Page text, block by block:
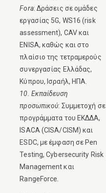
Fora: Δράσεις σε ομάδες
εργασίας 5G, WS16 (risk
assessment), CAV και
ENISA, καθώς και στο
πλαίσιο της τετραμερούς
συνεργασίας Ελλάδας,
Κύπρου, Ισραήλ, ΗΠΑ.
10. Εκπαίδευση
προσωπικού: Συμμετοχή σε
προγράμματα του ΕΚΔΔΑ,
ISACA (CISA/CISM) και
ESDC, με έμφαση σε Pen
Testing, Cybersecurity Risk
Management και
RangeForce.